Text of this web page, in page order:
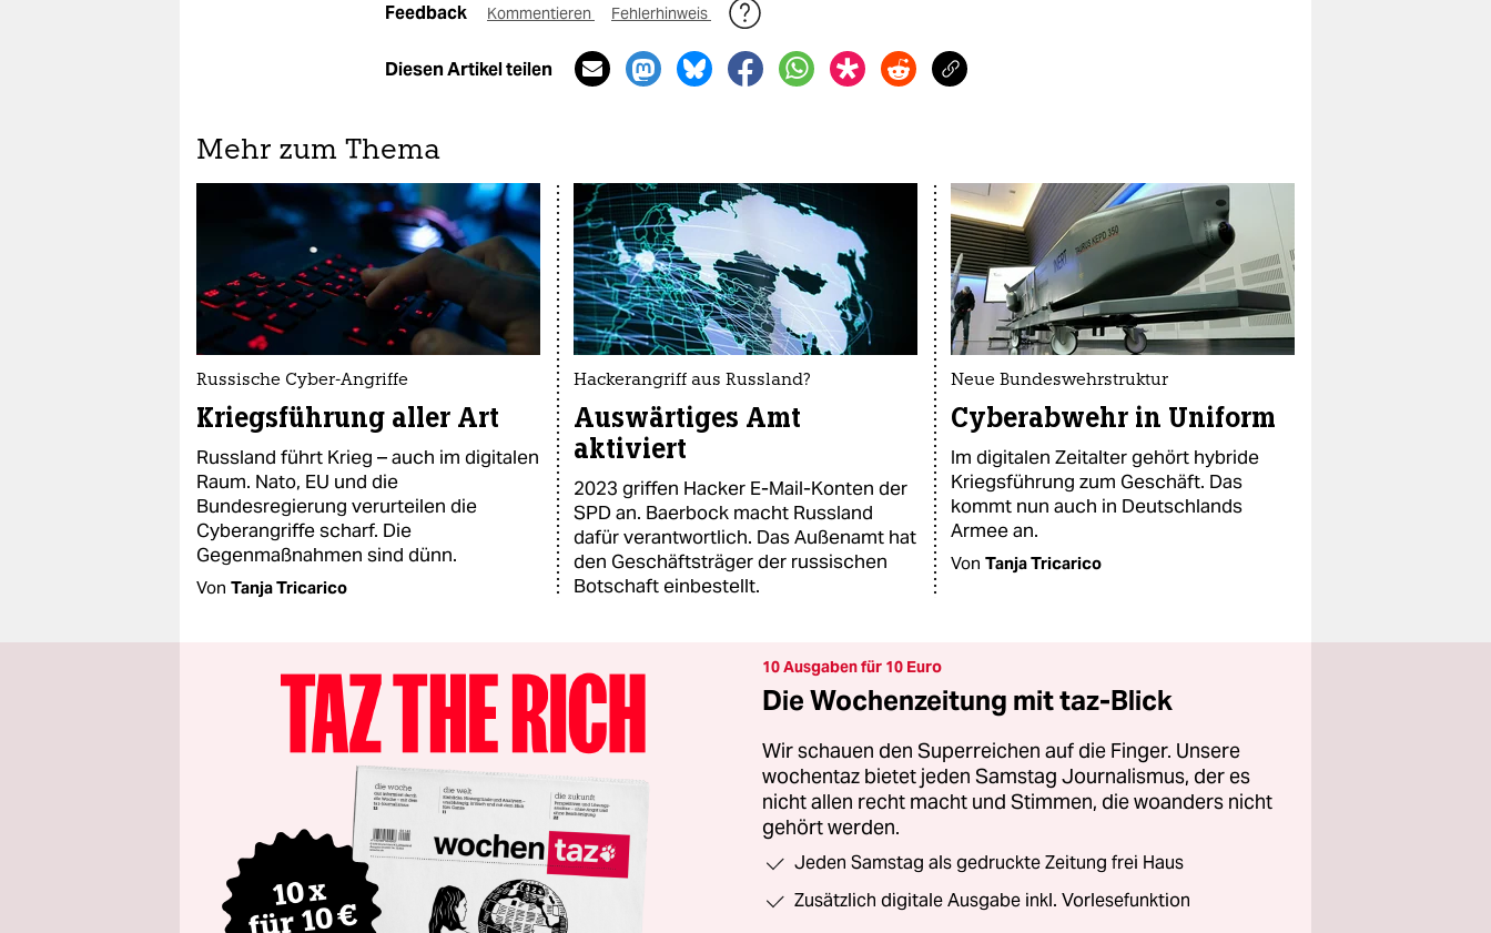
Feedback Kommentieren Fehlerhinweis
Diesen Artikel teilen
Mehr zum Thema
Russische Cyber-Angriffe
Kriegsführung aller Art
Russland führt Krieg – auch im digitalen
Raum. Nato, EU und die
Bundesregierung verurteilen die
Cyberangriffe scharf. Die
Gegenmaßnahmen sind dünn.
Von Tanja Tricarico
Hackerangriff aus Russland?
Auswärtiges Amt
aktiviert
2023 griffen Hacker E-Mail-Konten der
SPD an. Baerbock macht Russland
dafür verantwortlich. Das Außenamt hat
den Geschäftsträger der russischen
Botschaft einbestellt.
Neue Bundeswehrstruktur
Cyberabwehr in Uniform
Im digitalen Zeitalter gehört hybride
Kriegsführung zum Geschäft. Das
kommt nun auch in Deutschlands
Armee an.
Von Tanja Tricarico
10 Ausgaben für 10 Euro
Die Wochenzeitung mit taz-Blick
Wir schauen den Superreichen auf die Finger. Unsere
wochentaz bietet jeden Samstag Journalismus, der es
nicht allen recht macht und Stimmen, die woanders nicht
gehört werden.
Jeden Samstag als gedruckte Zeitung frei Haus
Zusätzlich digitale Ausgabe inkl. Vorlesefunktion